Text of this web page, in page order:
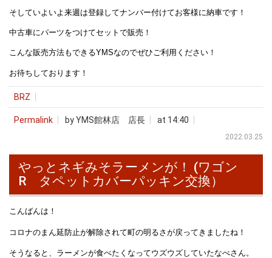
そしていよいよ来週は登録してナンバー付けてお客様に納車です！
中古車にパーツをつけてセットで販売！
こんな販売方法もできるYMSなのでぜひご利用ください！
お待ちしております！
BRZ
Permalink by YMS館林店 店長 at 14:40
2022.03.25
やっとネギみそラーメンが！ (ワゴン
R タペットカバーパッキン交換）
こんばんは！
コロナのまん延防止が解除されて町の明るさが戻ってきましたね！
そうなると、ラーメンが食べたくなってウズウズしていたなべさん。